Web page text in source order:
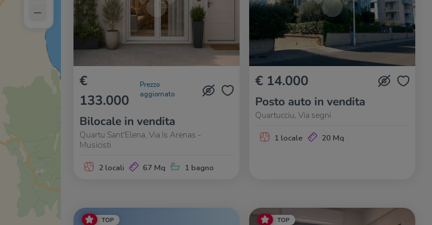
€
133.000
Prezzo
aggiornato
Bilocale in vendita
Quartu Sant'Elena, Via Is Arenas -
Musicisti
2 locali 67 Mq 1 bagno
€ 14.000
Posto auto in vendita
Quartucciu, Via segni
1 locale 20 Mq
TOP TOP
–